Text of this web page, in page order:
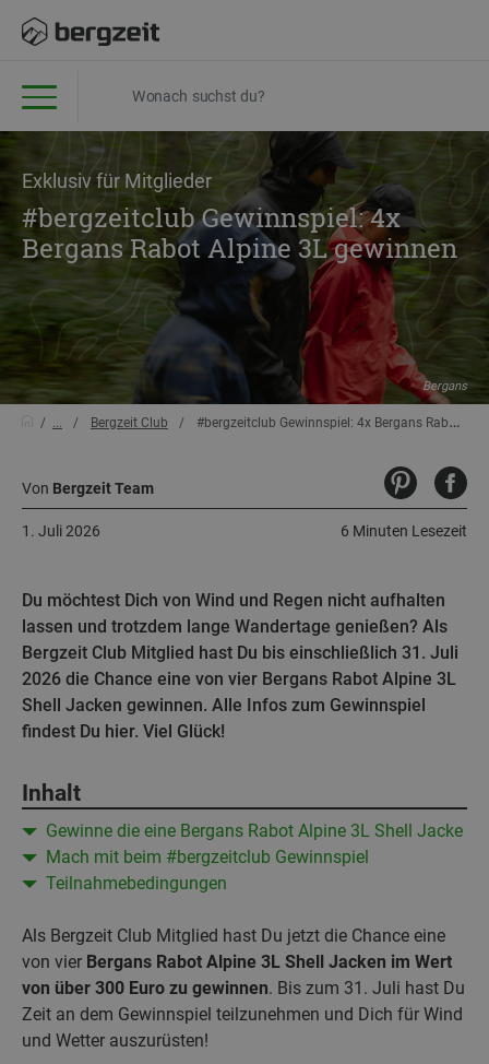
Exklusiv für Mitglieder
#bergzeitclub Gewinnspiel: 4x
Bergans Rabot Alpine 3L gewinnen
Bergans
... Bergzeit Club #bergzeitclub Gewinnspiel: 4x Bergans Rabot Alpine 3L gewinnen
Von Bergzeit Team
6 Minuten Lesezeit
1. Juli 2026
Du möchtest Dich von Wind und Regen nicht aufhalten
lassen und trotzdem lange Wandertage genießen? Als
Bergzeit Club Mitglied hast Du bis einschließlich 31. Juli
2026 die Chance eine von vier Bergans Rabot Alpine 3L
Shell Jacken gewinnen. Alle Infos zum Gewinnspiel
findest Du hier. Viel Glück!
Inhalt
Gewinne die eine Bergans Rabot Alpine 3L Shell Jacke
Mach mit beim #bergzeitclub Gewinnspiel
Teilnahmebedingungen
Als Bergzeit Club Mitglied hast Du jetzt die Chance eine
von vier Bergans Rabot Alpine 3L Shell Jacken im Wert
von über 300 Euro zu gewinnen. Bis zum 31. Juli hast Du
Zeit an dem Gewinnspiel teilzunehmen und Dich für Wind
und Wetter auszurüsten!